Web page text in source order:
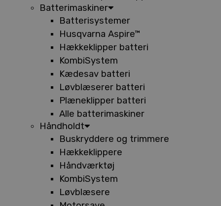
Batterimaskiner
Batterisystemer
Husqvarna Aspire™
Hækkeklipper batteri
KombiSystem
Kædesav batteri
Løvblæserer batteri
Plæneklipper batteri
Alle batterimaskiner
Håndholdt
Buskryddere og trimmere
Hækkeklippere
Håndværktøj
KombiSystem
Løvblæsere